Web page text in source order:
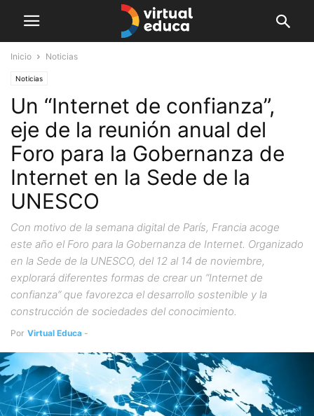
Inicio Noticias
Noticias
Un “Internet de confianza”,
eje de la reunión anual del
Foro para la Gobernanza de
Internet en la Sede de la
UNESCO
Con motivo de la semana digital de París, Francia acoge
este año el Foro para la Gobernanza de Internet. Organizado
en la Sede de la UNESCO, del 12 al 14 de noviembre,
explorará diferentes formas de crear un “Internet de
confianza” que favorezca el desarrollo sostenible y la
construcción de sociedades del conocimiento.
Por Virtual Educa -